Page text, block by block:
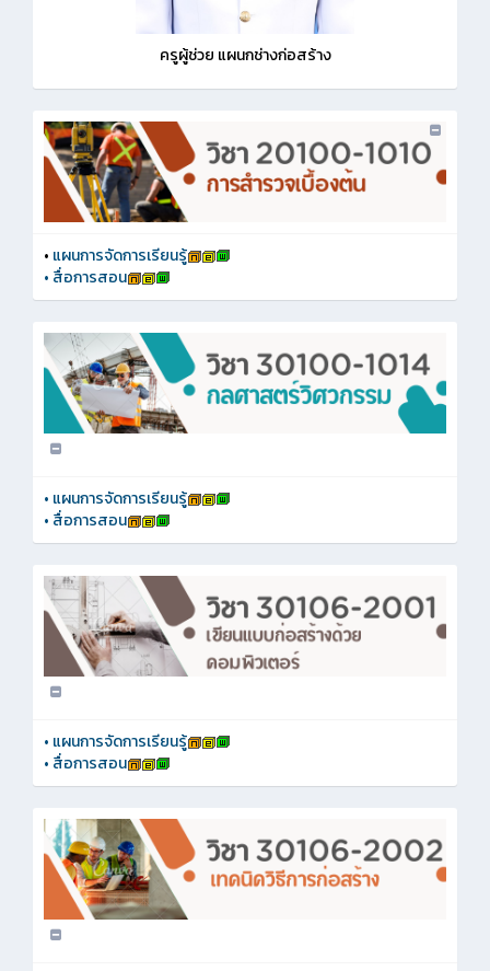
ครูผู้ช่วย แผนกช่างก่อสร้าง
• แผนการจัดการเรียนรู้
• สื่อการสอน
• แผนการจัดการเรียนรู้
• สื่อการสอน
• แผนการจัดการเรียนรู้
• สื่อการสอน